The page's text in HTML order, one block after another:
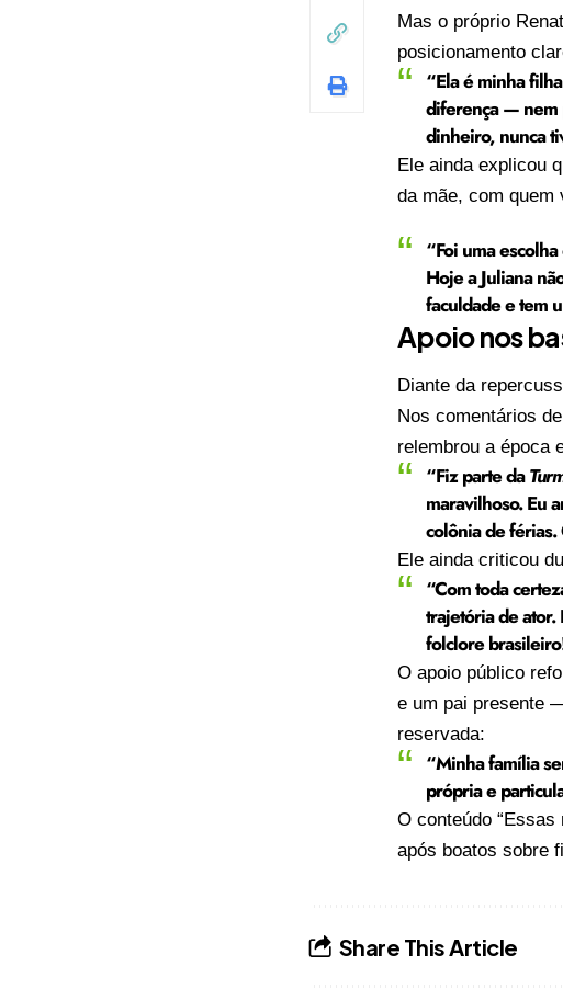
Mas o próprio
posicionamento
“Ela é minha
diferença — nem
dinheiro, nunca
Ele ainda explicou
da mãe, com quem
“Foi uma
Hoje a Juliana
faculdade e tem
Apoio nos
Diante da
Nos comentários
relembrou a época
“Fiz parte da
maravilhoso. Eu
colônia de férias.
Ele ainda criticou
“Com toda
trajetória de ator.
folclore
O apoio público
e um pai presente
reservada:
“Minha família
própria e
O conteúdo “Essas
após boatos sobre
Share This Article